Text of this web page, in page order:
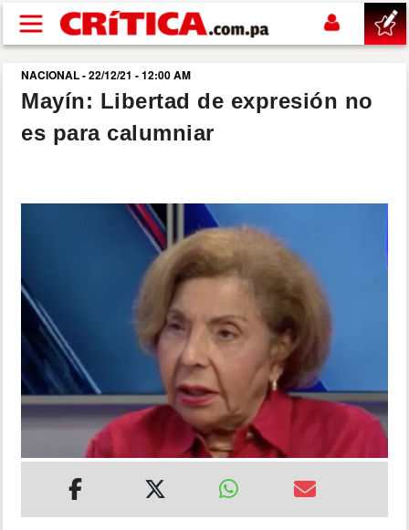
Pasar al contenido principal
buscar
SUCESOS
SHOW
DEPORTES
MUNDO
MULTIMEDIA
NACIONAL - 22/12/21 - 12:00 AM
Mayín: Libertad de expresión no
es para calumniar